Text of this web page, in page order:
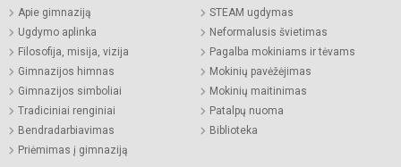
Apie gimnaziją
Ugdymo aplinka
Filosofija, misija, vizija
Gimnazijos himnas
Gimnazijos simboliai
Tradiciniai renginiai
Bendradarbiavimas
Priėmimas į gimnaziją
STEAM ugdymas
Neformalusis švietimas
Pagalba mokiniams ir tėvams
Mokinių pavėžėjimas
Mokinių maitinimas
Patalpų nuoma
Biblioteka